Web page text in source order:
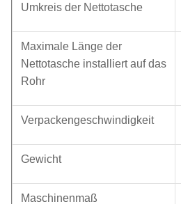
Umkreis der Nettotasche
Maximale Länge der
Nettotasche installiert auf das
Rohr
Verpackengeschwindigkeit
Gewicht
Maschinenmaß